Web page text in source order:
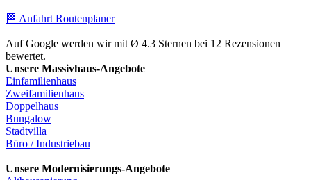
🏁 Anfahrt Routenplaner
Auf Google werden wir mit Ø 4.3 Sternen bei 12 Rezensionen
bewertet.
Unsere Massivhaus-Angebote
Einfamilienhaus
Zweifamilienhaus
Doppelhaus
Bungalow
Stadtvilla
Büro / Industriebau
Unsere Modernisierungs-Angebote